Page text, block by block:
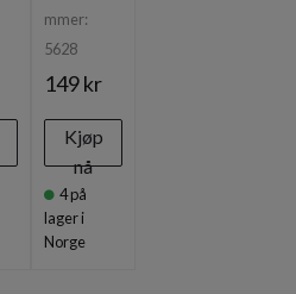
mmer:
5628
149 kr
Kjøp
nå
4på
lager i
Norge